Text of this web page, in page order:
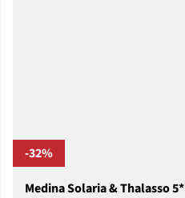
-32%
Medina Solaria & Thalasso 5*